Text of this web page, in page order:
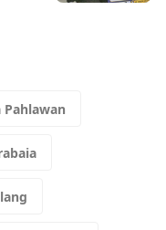
Pahlawan